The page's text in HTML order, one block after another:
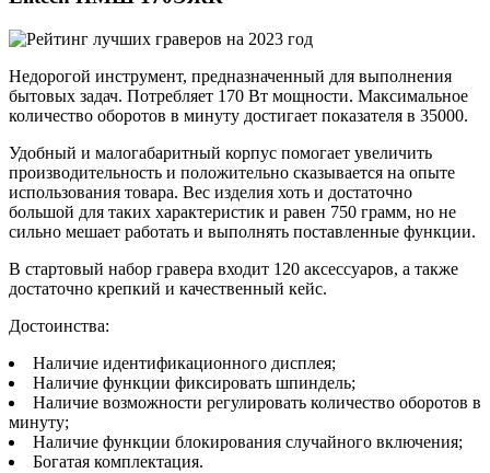
Недорогой инструмент, предназначенный для выполнения
бытовых задач. Потребляет 170 Вт мощности. Максимальное
количество оборотов в минуту достигает показателя в 35000.
Удобный и малогабаритный корпус помогает увеличить
производительность и положительно сказывается на опыте
использования товара. Вес изделия хоть и достаточно
большой для таких характеристик и равен 750 грамм, но не
сильно мешает работать и выполнять поставленные функции.
В стартовый набор гравера входит 120 аксессуаров, а также
достаточно крепкий и качественный кейс.
Достоинства:
Наличие идентификационного дисплея;
Наличие функции фиксировать шпиндель;
Наличие возможности регулировать количество оборотов в
минуту;
Наличие функции блокирования случайного включения;
Богатая комплектация.